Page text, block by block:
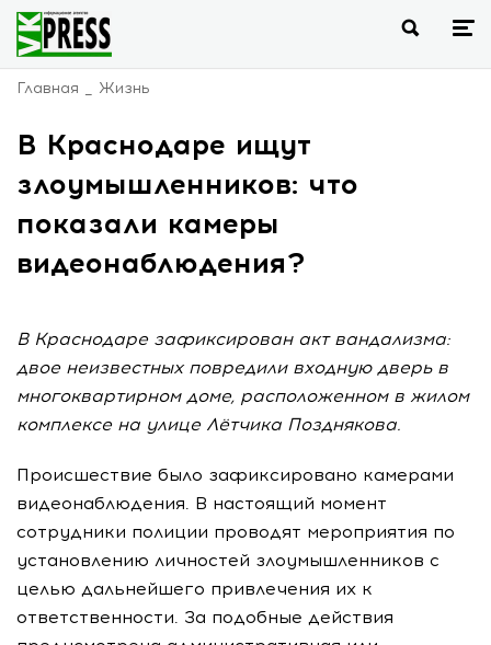
Главная Жизнь
В Краснодаре ищут
злоумышленников: что
показали камеры
видеонаблюдения?
В Краснодаре зафиксирован акт вандализма:
двое неизвестных повредили входную дверь в
многоквартирном доме, расположенном в жилом
комплексе на улице Лётчика Позднякова.
Происшествие было зафиксировано камерами
видеонаблюдения. В настоящий момент
сотрудники полиции проводят мероприятия по
установлению личностей злоумышленников с
целью дальнейшего привлечения их к
ответственности. За подобные действия